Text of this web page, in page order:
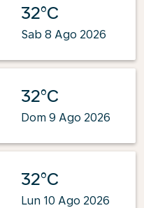
32°C
Sab 8 Ago 2026
32°C
Dom 9 Ago 2026
32°C
Lun 10 Ago 2026